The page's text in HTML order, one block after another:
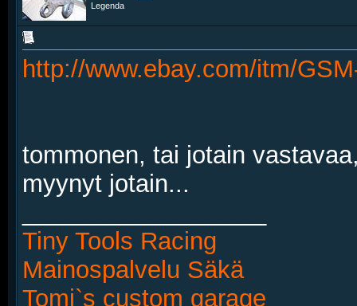
Legenda
http://www.ebay.com/itm/
tommonen, tai jotain
myynyt jotain...
Tiny Tools Racing
Mainospalvelu Säkä
Tomi`s custom garage